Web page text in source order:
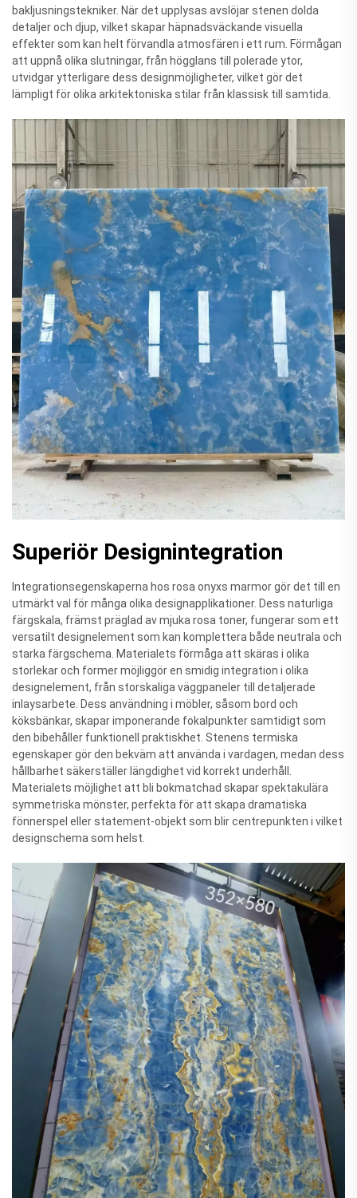
bakljusningstekniker. När det upplysas avslöjar stenen dolda
detaljer och djup, vilket skapar häpnadsväckande visuella
effekter som kan helt förvandla atmosfären i ett rum. Förmågan
att uppnå olika slutningar, från högglans till polerade ytor,
utvidgar ytterligare dess designmöjligheter, vilket gör det
lämpligt för olika arkitektoniska stilar från klassisk till samtida.
Superiör Designintegration
Integrationsegenskaperna hos rosa onyxs marmor gör det till en
utmärkt val för många olika designapplikationer. Dess naturliga
färgskala, främst präglad av mjuka rosa toner, fungerar som ett
versatilt designelement som kan komplettera både neutrala och
starka färgschema. Materialets förmåga att skäras i olika
storlekar och former möjliggör en smidig integration i olika
designelement, från storskaliga väggpaneler till detaljerade
inlaysarbete. Dess användning i möbler, såsom bord och
köksbänkar, skapar imponerande fokalpunkter samtidigt som
den bibehåller funktionell praktiskhet. Stenens termiska
egenskaper gör den bekväm att använda i vardagen, medan dess
hållbarhet säkerställer längdighet vid korrekt underhåll.
Materialets möjlighet att bli bokmatchad skapar spektakulära
symmetriska mönster, perfekta för att skapa dramatiska
fönnerspel eller statement-objekt som blir centrepunkten i vilket
designschema som helst.